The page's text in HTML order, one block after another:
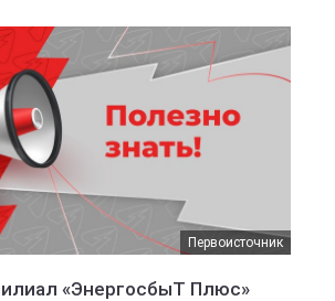
Первоисточник
«ЭнергосбыТ Плюс»